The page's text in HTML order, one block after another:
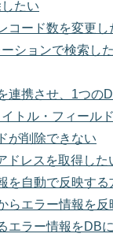
たい
コード数を変更し
ションで検索し
連携させ、1つの
トル・フィール
が削除できない
ドレスを取得した
を自動で反映する
らエラー情報を反
エラー情報をDB